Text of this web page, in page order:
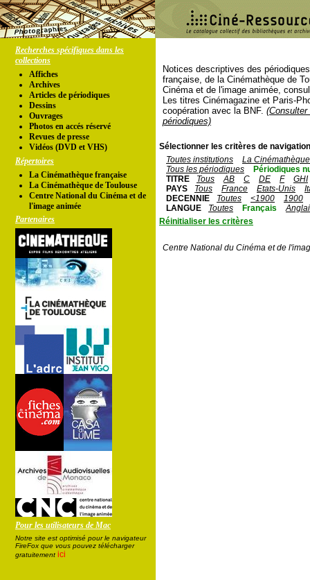
Recherches spécifiques dans les
collections
Affiches
Archives
Articles de périodiques
Dessins
Ouvrages
Photos en accés réservé
Revues de presse
Vidéos (DVD et VHS)
Répertoires
La Cinémathèque française
La Cinémathèque de Toulouse
Centre National du Cinéma et de
l'image animée
Partenaires
Pour les utilisateurs de Mac
Notre site est optimisé pour le navigateur
FireFox que vous pouvez télécharger
gratuitement ici
Notices descriptives des
française, de la Cinémathèque de
Cinéma et de l'image animée,
Les titres Cinémagazine et Paris-
coopération avec la BNF.
périodiques)
Sélectionner les critères de
Toutes institutions
La
Tous les périodiques
Périodiques
TITRE
Tous AB C DE F
GHI
PAYS
Tous France Etats-Unis
DECENNIE
Toutes <1900
1900
LANGUE
Toutes Français
Réinitialiser les critères
Centre National du Cinéma et de